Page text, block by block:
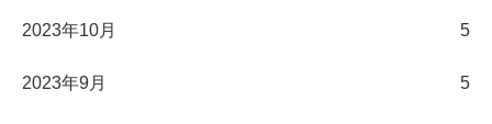
2023年10月 5
2023年9月 5